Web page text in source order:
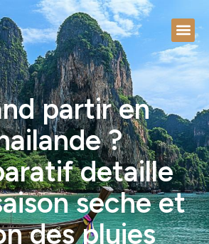
partir en
?
detaille
seche et
des pluies